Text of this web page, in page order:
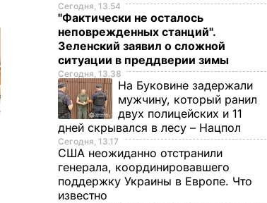
Сегодня, 13.54
"Фактически не осталось
неповрежденных станций".
Зеленский заявил о сложной
ситуации в преддверии зимы
Сегодня, 13.38
На Буковине задержали
мужчину, который ранил
двух полицейских и 11
дней скрывался в лесу – Нацпол
Сегодня, 13.17
США неожиданно отстранили
генерала, координировавшего
поддержку Украины в Европе. Что
известно